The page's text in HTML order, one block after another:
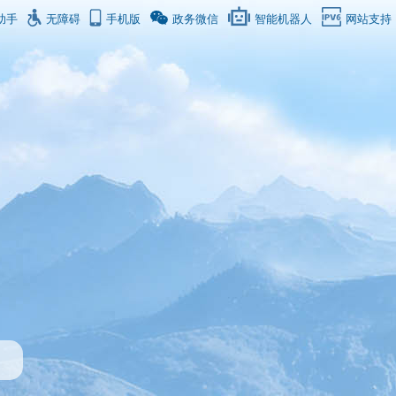
手 无障碍 手机版 政务微信 智能机器人 网站支持